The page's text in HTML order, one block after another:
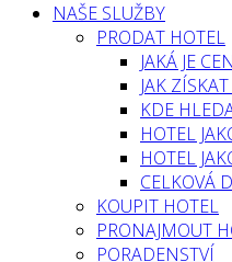
NAŠE SLUŽBY
PRODAT HOTEL
JAKÁ JE
JAK
KDE
HOTEL
HOTEL
CELKOVÁ
KOUPIT HOTEL
PRONAJMOUT
PORADENSTVÍ